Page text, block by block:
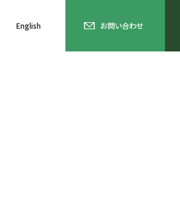
English お問い合わせ